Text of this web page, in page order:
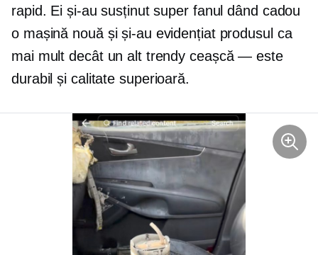
rapid. Ei și-au susținut super fanul dând cadou
o mașină nouă și și-au evidențiat produsul ca
mai mult decât un alt trendyceașcă — este
durabil și calitate superioară.